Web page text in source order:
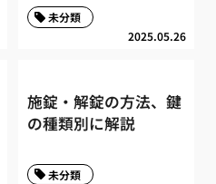
2025.05.26
未分類
施錠・解錠の方法、鍵
の種類別に解説
未分類